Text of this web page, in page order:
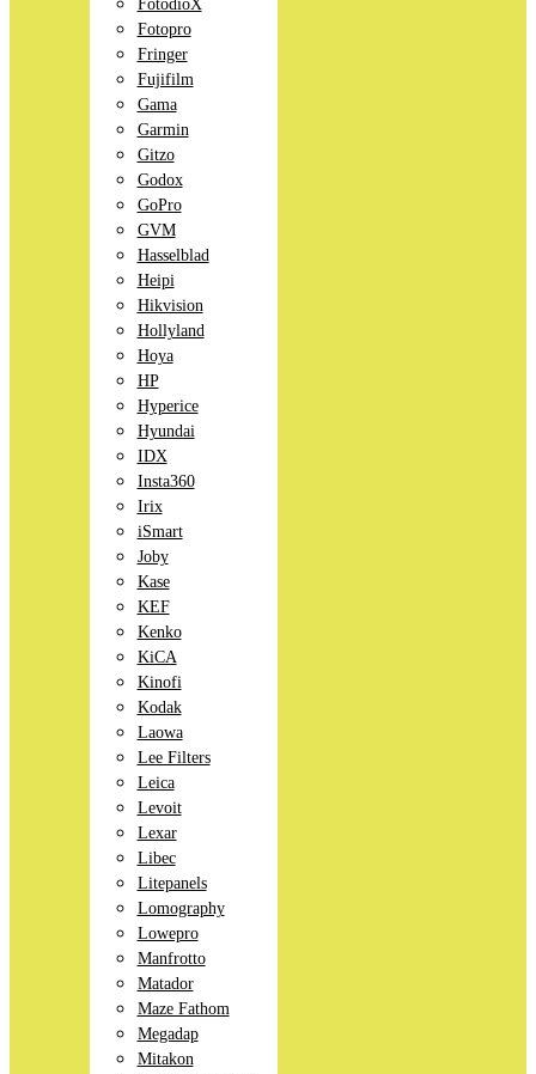
FotodioX
Fotopro
Fringer
Fujifilm
Gama
Garmin
Gitzo
Godox
GoPro
GVM
Hasselblad
Heipi
Hikvision
Hollyland
Hoya
HP
Hyperice
Hyundai
IDX
Insta360
Irix
iSmart
Joby
Kase
KEF
Kenko
KiCA
Kinofi
Kodak
Laowa
Lee Filters
Leica
Levoit
Lexar
Libec
Litepanels
Lomography
Lowepro
Manfrotto
Matador
Maze Fathom
Megadap
Mitakon